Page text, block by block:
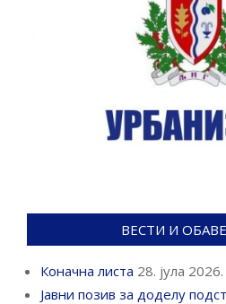
ВЕСТИ И
Коначна листа 28. јула 2026.
Јавни позив за доделу